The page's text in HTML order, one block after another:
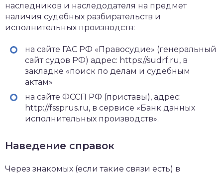
наследников и наследодателя на предмет
наличия судебных разбирательств и
исполнительных производств:
на сайте ГАС РФ «Правосудие» (генеральный
сайт судов РФ) адрес: https://sudrf.ru, в
закладке «поиск по делам и судебным
актам»
на сайте ФССП РФ (приставы), адрес:
http://fssprus.ru, в сервисе «Банк данных
исполнительных производств».
Наведение справок
Через знакомых (если такие связи есть) в